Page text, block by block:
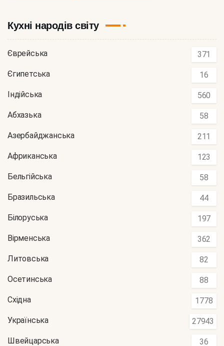
Кухні народів світу
Єврейська 371
Єгипетська 16
Індійська 560
Абхазька 58
Азербайджанська 211
Африканська 123
Бельгійська 58
Бразильська 44
Білоруська 197
Вірменська 362
Литовська 82
Осетинська 88
Східна 1778
Українська 27943
Швейцарська 36